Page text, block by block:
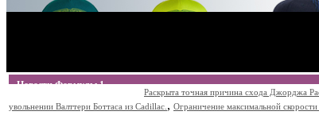
Новости Формулы 1
Раскрыта точная причина схода Джорджа
увольнении Валттери Боттаса из Cadillac. , Ограничение максимальной